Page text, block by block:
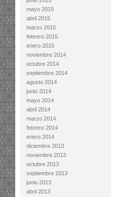
mayo 2015
abril 2015
marzo 2015
febrero 2015
enero 2015
noviembre 2014
octubre 2014
septiembre 2014
agosto 2014
junio 2014
mayo 2014
abril 2014
marzo 2014
febrero 2014
enero 2014
diciembre 2013
noviembre 2013
octubre 2013
septiembre 2013
junio 2013
abril 2013